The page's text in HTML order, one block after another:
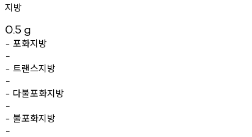
지방
0.5 g
- 포화지방
-
- 트랜스지방
-
- 다불포화지방
-
- 불포화지방
-